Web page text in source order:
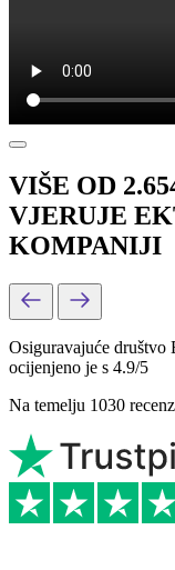
VIŠE OD
VJERUJE
KOMPANIJI
Osiguravajuće
ocijenjeno je s 4.9/5
Na temelju 1030